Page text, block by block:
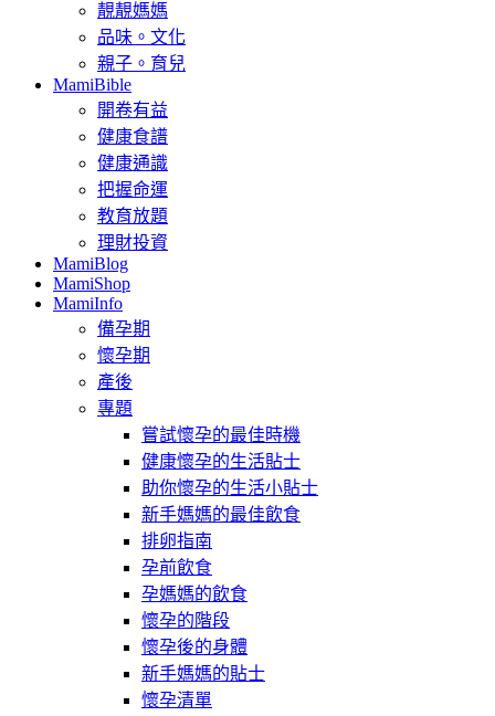
靚靚媽媽
品味。文化
親子。育兒
MamiBible
開卷有益
健康食譜
健康通識
把握命運
教育放題
理財投資
MamiBlog
MamiShop
MamiInfo
備孕期
懷孕期
產後
專題
嘗試懷孕的最佳時機
健康懷孕的生活貼士
助你懷孕的生活小貼士
新手媽媽的最佳飲食
排卵指南
孕前飲食
孕媽媽的飲食
懷孕的階段
懷孕後的身體
新手媽媽的貼士
懷孕清單